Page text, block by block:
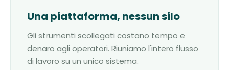
Una piattaforma, nessun silo
Gli strumenti scollegati costano tempo e
denaro agli operatori. Riuniamo l'intero flusso
di lavoro su un unico sistema.